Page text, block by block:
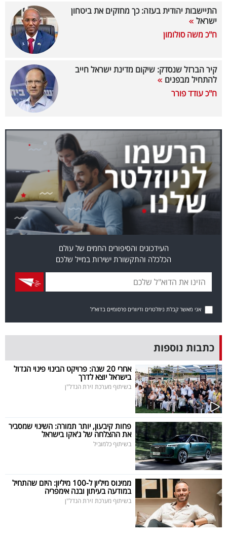
קריירה
מינויים
רייטינג
בריאות
תרבות
ופנאי
תיירות
הכלכלי
פודקאסט
UNDER
40
שיתופי
פעולה
דרושים
ניוזלטרים
מייל
התיישבות יהודית בעזה: כך מחזקים את ביטחון
ישראל
ח"כ משה סולומון
קיר הברזל שנסדק: שיקום מדינת ישראל חייב
להתחיל מבפנים
ח"כ עודד פורר
העידכונים והסיפורים החמים של עולם
הכלכלה והתקשורת ישירות במייל שלכם
אני מאשר קבלת ניוזלטרים ודיוורים פרסומיים בדוא"ל
כתבות נוספות
אחרי 20 שנה: פרויקט הבינוי פינוי הגדול
בישראל יוצא לדרך
בשיתוף מערכת זירת הנדל"ן
פחות קיבעון, יותר תמורה: השינוי שמסביר
את ההצלחה של ג'אקו בישראל
בשיתוף כלמוביל
ממינוס מיליון ל-100 מיליון: היזם שהתחיל
במודעה בעיתון ובנה אימפריה
בשיתוף מערכת זירת הנדל"ן